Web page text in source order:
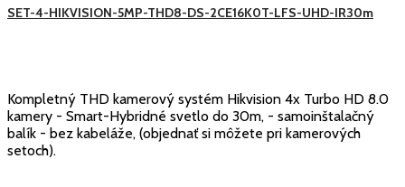
SET-4-HIKVISION-5MP-THD8-DS-2CE16K0T-LFS-UHD-IR30m
Kompletný THD kamerový systém Hikvision 4x Turbo HD 8.0
kamery - Smart-Hybridné svetlo do 30m, - samoinštalačný
balík - bez kabeláže, (objednať si môžete pri kamerových
setoch).